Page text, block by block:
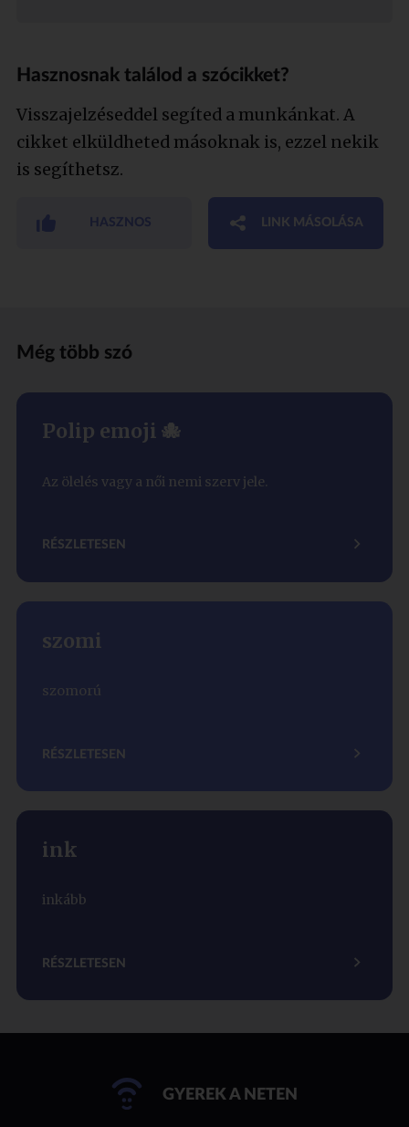
Hasznosnak találod a szócikket?
Visszajelzéseddel segíted a munkánkat. A
cikket elküldheted másoknak is, ezzel nekik
is segíthetsz.
HASZNOS LINK MÁSOLÁSA
Még több szó
Polip emoji 🐙
Az ölelés vagy a női nemi szerv jele.
RÉSZLETESEN
szomi
szomorú
RÉSZLETESEN
ink
inkább
RÉSZLETESEN
GYEREK A NETEN